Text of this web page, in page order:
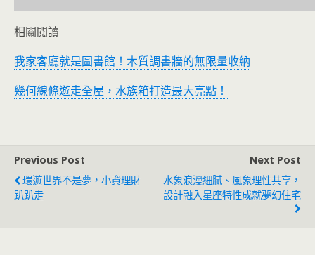
相關閱讀
我家客廳就是圖書館！木質調書牆的無限量收納
幾何線條遊走全屋，水族箱打造最大亮點！
Previous Post
環遊世界不是夢，小資理財
趴趴走
Next Post
水象浪漫細膩、風象理性共享，
設計融入星座特性成就夢幻住宅